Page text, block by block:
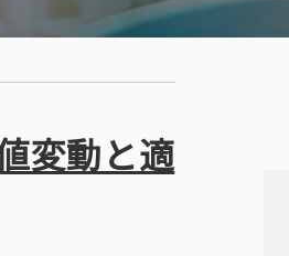
変動と適